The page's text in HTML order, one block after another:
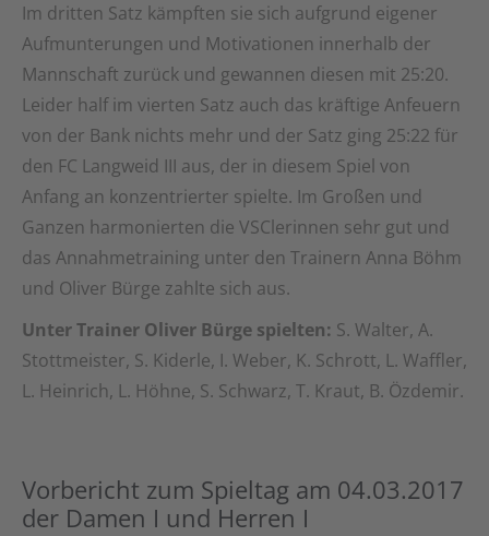
Im dritten Satz kämpften sie sich aufgrund eigener
Aufmunterungen und Motivationen innerhalb der
Mannschaft zurück und gewannen diesen mit 25:20.
Leider half im vierten Satz auch das kräftige Anfeuern
von der Bank nichts mehr und der Satz ging 25:22 für
den FC Langweid III aus, der in diesem Spiel von
Anfang an konzentrierter spielte. Im Großen und
Ganzen harmonierten die VSClerinnen sehr gut und
das Annahmetraining unter den Trainern Anna Böhm
und Oliver Bürge zahlte sich aus.
Unter Trainer Oliver Bürge spielten: S. Walter, A.
Stottmeister, S. Kiderle, I. Weber, K. Schrott, L. Waffler,
L. Heinrich, L. Höhne, S. Schwarz, T. Kraut, B. Özdemir.
Vorbericht zum Spieltag am 04.03.2017
der Damen I und Herren I